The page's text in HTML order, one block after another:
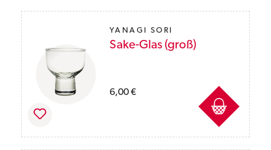
YANAGI SORI
Sake-Glas (groß)
6,00 €
Preise inkl. MwSt. des Lieferlandes zzgl.